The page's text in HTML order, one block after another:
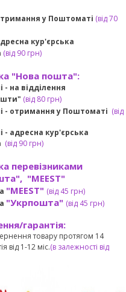
у Поштоматі (від 70
кур'єрська
(від90 грн)
"Нова пошта":
- на відділення
(від 80 грн)
- отримання у Поштоматі (від
- адресна кур'єрська
(від90 грн)
перевізниками
"MEEST"
"MEEST" (від 45 грн)
"Укрпошта" (від 45 грн)
гарантія:
товару протягом 14
від 1-12 міс.(в залежності від